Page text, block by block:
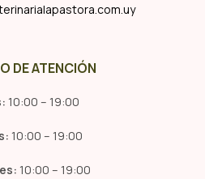
DE ATENCIÓN
10:00 – 19:00
10:00 – 19:00
10:00 – 19:00